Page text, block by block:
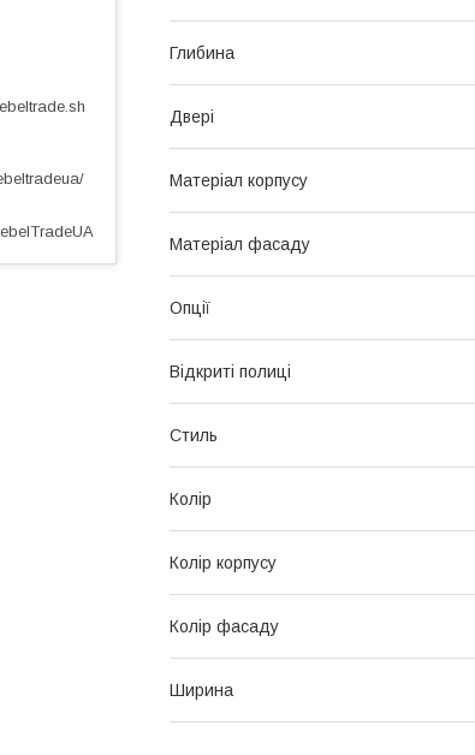
Глибина
Двері
Матеріал корпусу
Матеріал фасаду
Опції
Відкриті полиці
Стиль
Колір
Колір корпусу
Колір фасаду
Ширина